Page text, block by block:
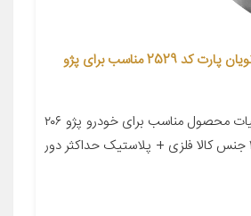
مقاومت فن خودرو نویان پارت کد 2529 مناسب برای پژو
معرفی محصول جزئیات محصول مناسب برای خودرو پژو ۲۰۶
تعداد در بسته‌بندی ۱ جنس کالا فلزی + پلاستیک حداکثر دور